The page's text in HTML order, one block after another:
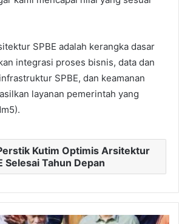
SPBE adalah kerangka dasar
integrasi proses bisnis, data dan
SPBE, dan keamanan
layanan pemerintah yang
Kutim Optimis Arsitektur
Selesai Tahun Depan